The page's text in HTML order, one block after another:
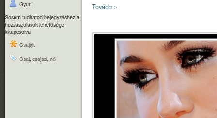
Gyuri
Sosem tudhatod bejegyzéshez a
hozzászólások lehetősége
kikapcsolva
Csajok
Csaj, csajszi, nő
Tovább »